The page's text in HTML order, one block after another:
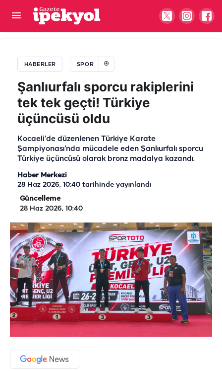
HABERLER SPOR
Şanlıurfalı sporcu rakiplerini
tek tek geçti! Türkiye
üçüncüsü oldu
Kocaeli’de düzenlenen Türkiye Karate
Şampiyonası’nda mücadele eden Şanlıurfalı sporcu
Türkiye üçüncüsü olarak bronz madalya kazandı.
Haber Merkezi
28 Haz 2026, 10:40 tarihinde yayınlandı
Güncelleme
28 Haz 2026, 10:40
Şanlıurfaspor’un ikinci etap kampı start aldı